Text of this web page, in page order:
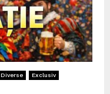
Diverse
Exclusiv